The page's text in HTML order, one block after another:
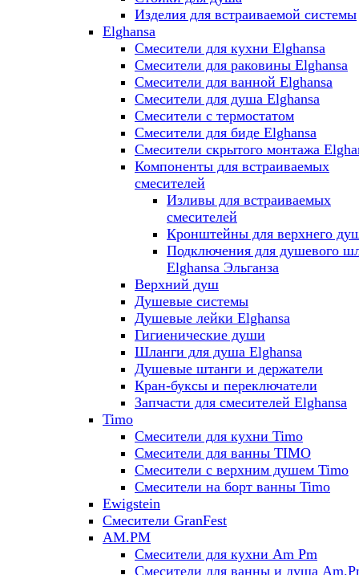
Изделия для встраиваемой системы
Elghansa
Смесители для кухни Elghansa
Смесители для раковины Elghansa
Смесители для ванной Elghansa
Смесители для душа Elghansa
Смесители с термостатом
Смесители для биде Elghansa
Смесители скрытого монтажа
Компоненты для встраиваемых
смесителей
Изливы для встраиваемых
смесителей
Кронштейны для верхнего
Подключения для душевого
Elghansa Эльганза
Верхний душ
Душевые системы
Душевые лейки Elghansa
Гигиенические души
Шланги для душа Elghansa
Душевые штанги и держатели
Кран-буксы и переключатели
Запчасти для смесителей Elghansa
Timo
Смесители для кухни Timo
Смесители для ванны TIMO
Смесители с верхним душем Timo
Смесители на борт ванны Timo
Ewigstein
Смесители GranFest
AM.PM
Смесители для кухни Am Pm
Смесители для ванны и душа